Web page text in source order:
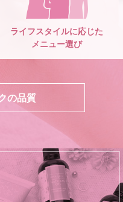
ライフスタイルに応じた
メニュー選び
の品質